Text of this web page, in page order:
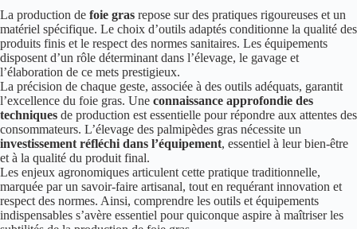
La production de foie gras repose sur des pratiques rigoureuses et un
matériel spécifique. Le choix d’outils adaptés conditionne la qualité des
produits finis et le respect des normes sanitaires. Les équipements
disposent d’un rôle déterminant dans l’élevage, le gavage et
l’élaboration de ce mets prestigieux.
La précision de chaque geste, associée à des outils adéquats, garantit
l’excellence du foie gras. Une connaissance approfondie des
techniques de production est essentielle pour répondre aux attentes des
consommateurs. L’élevage des palmipèdes gras nécessite un
investissement réfléchi dans l’équipement, essentiel à leur bien-être
et à la qualité du produit final.
Les enjeux agronomiques articulent cette pratique traditionnelle,
marquée par un savoir-faire artisanal, tout en requérant innovation et
respect des normes. Ainsi, comprendre les outils et équipements
indispensables s’avère essentiel pour quiconque aspire à maîtriser les